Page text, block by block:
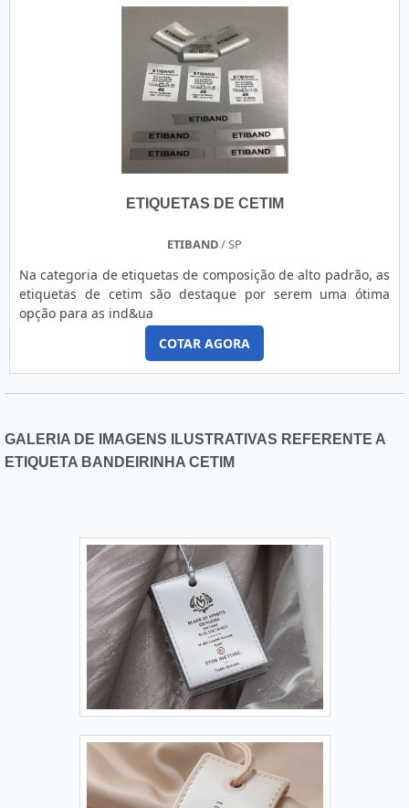
ETIQUETAS DE CETIM
ETIBAND/ SP
Na categoria de etiquetas de composição de alto padrão, as
etiquetas de cetim são destaque por serem uma ótima
opção para as ind&ua
COTAR AGORA
GALERIA DE IMAGENS ILUSTRATIVAS REFERENTE A
ETIQUETA BANDEIRINHA CETIM